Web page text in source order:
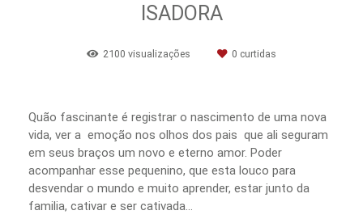
ISADORA
2100 visualizações 0 curtidas
Quão fascinante é registrar o nascimento de uma nova
vida, ver a emoção nos olhos dos pais que ali seguram
em seus braços um novo e eterno amor. Poder
acompanhar esse pequenino, que esta louco para
desvendar o mundo e muito aprender, estar junto da
familia, cativar e ser cativada…